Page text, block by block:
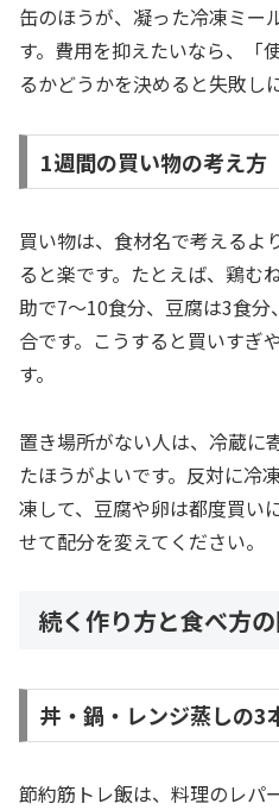
缶のほうが、凝った冷凍ミー
す。費用を抑えたいなら、「
るかどうかを決めると失敗し
1週間の買い物の考え方
買い物は、食材名で考えるよ
ると楽です。たとえば、鶏む
助で7〜10食分、豆腐は3食
合です。こうすると買いすぎ
す。
置き場所がない人は、冷蔵に
たほうがよいです。反対に冷
凍して、豆腐や卵は都度買い
せて配分を変えてください。
続く作り方と食べ方
丼・鍋・レンジ蒸しの3
節約筋トレ飯は、料理のレパ